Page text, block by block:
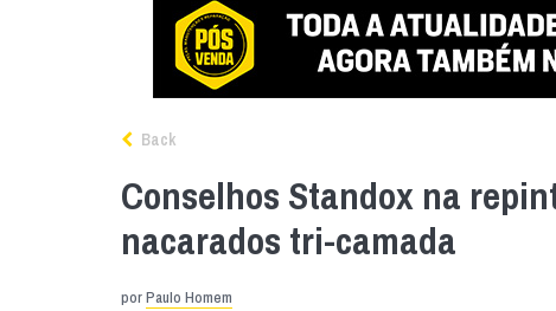
Back
Conselhos Standox na
nacarados tri-camada
porPaulo Homem